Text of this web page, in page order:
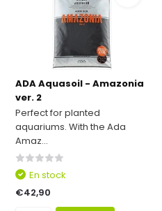
ADA Aquasoil - Amazonia
ver. 2
Perfect for planted
aquariums. With the Ada
Amaz...
En stock
€42,90